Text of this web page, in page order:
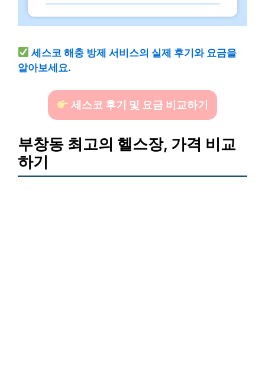
세스코 해충 방제 서비스의 실제 후기와 요금을
알아보세요.
세스코 후기 및 요금 비교하기
부창동 최고의 헬스장, 가격 비교
하기